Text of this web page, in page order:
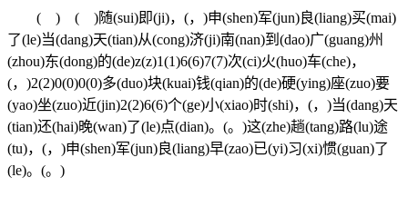
( ) ( )随(sui)即(ji)，(，)申(shen)军(jun)良(liang)买(mai)
了(le)当(dang)天(tian)从(cong)济(ji)南(nan)到(dao)广(guang)州
(zhou)东(dong)的(de)z(z)1(1)6(6)7(7)次(ci)火(huo)车(che)，
(，)2(2)0(0)0(0)多(duo)块(kuai)钱(qian)的(de)硬(ying)座(zuo)要
(yao)坐(zuo)近(jin)2(2)6(6)个(ge)小(xiao)时(shi)，(，)当(dang)天
(tian)还(hai)晚(wan)了(le)点(dian)。(。)这(zhe)趟(tang)路(lu)途
(tu)，(，)申(shen)军(jun)良(liang)早(zao)已(yi)习(xi)惯(guan)了
(le)。(。)